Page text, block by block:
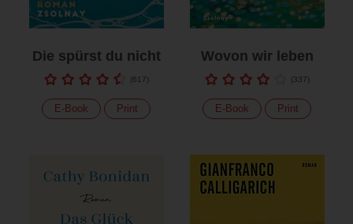
Die spürst du nicht
(617)
E-Book Print
Wovon wir leben
(337)
E-Book Print